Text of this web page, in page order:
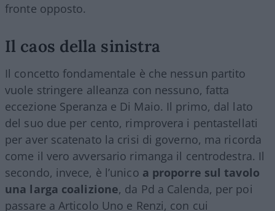
fronte opposto.
Il caos della sinistra
Il concetto fondamentale è che nessun partito
vuole stringere alleanza con nessuno, fatta
eccezione Speranza e Di Maio. Il primo, dal lato
del suo due per cento, rimprovera i pentastellati
per aver scatenato la crisi di governo, ma ricorda
come il vero avversario rimanga il centrodestra. Il
secondo, invece, è l’unico a proporre sul tavolo
una larga coalizione, da Pd a Calenda, per poi
passare a Articolo Uno e Renzi, con cui